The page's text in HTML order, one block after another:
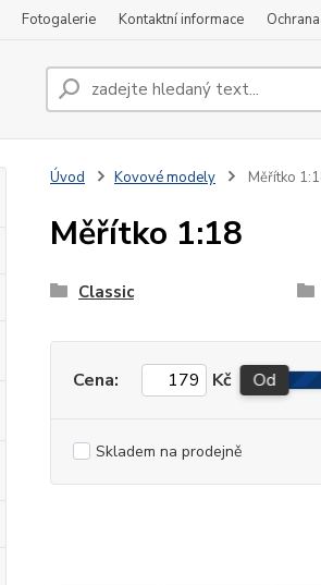
Fotogalerie Kontaktní informace
Úvod Kovové modely Měřítko
Měřítko 1:18
Classic
Cena: Kč Od
Skladem na prodejně